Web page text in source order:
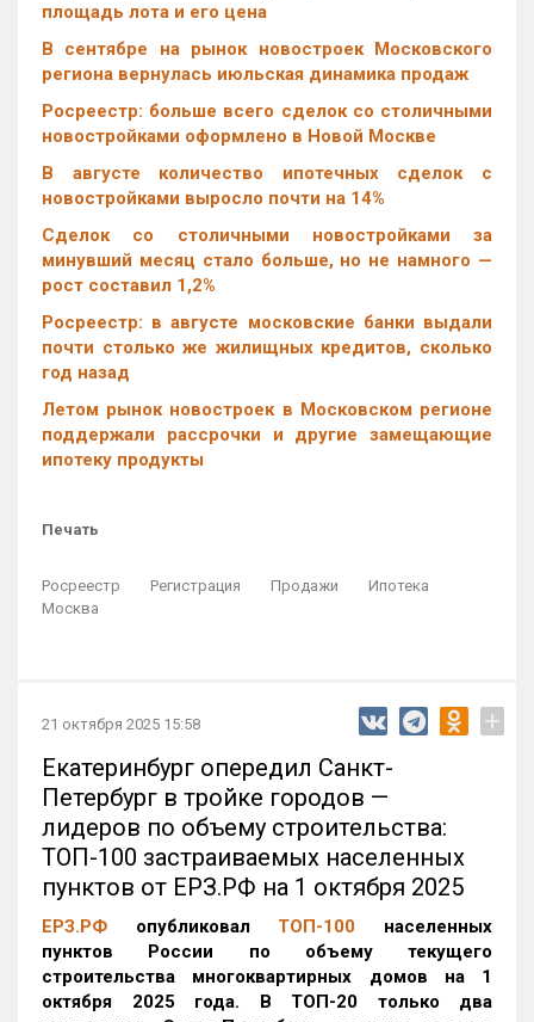
площадь лота и его цена
В сентябре на рынок новостроек Московского
региона вернулась июльская динамика продаж
Росреестр: больше всего сделок со столичными
новостройками оформлено в Новой Москве
В августе количество ипотечных сделок с
новостройками выросло почти на 14%
Cделок со столичными новостройками за
минувший месяц стало больше, но не намного —
рост составил 1,2%
Росреестр: в августе московские банки выдали
почти столько же жилищных кредитов, сколько
год назад
Летом рынок новостроек в Московском регионе
поддержали рассрочки и другие замещающие
ипотеку продукты
Печать
Росреестр Регистрация Продажи
Ипотека
Москва
21 октября 2025 15:58 +
Екатеринбург опередил Санкт-
Петербург в тройке городов —
лидеров по объему строительства:
ТОП-100 застраиваемых населенных
пунктов от ЕРЗ.РФ на 1 октября 2025
ЕРЗ.РФ опубликовал ТОП-100 населенных
пунктов России по объему текущего
строительства многоквартирных домов на 1
октября 2025 года. В ТОП-20 только два